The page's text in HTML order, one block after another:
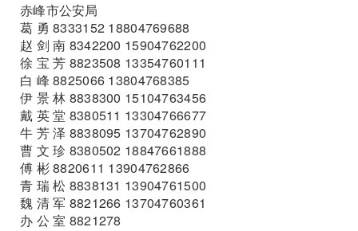
赤峰市公安局
葛 勇 8333152 18804769688
赵 剑 南 8342200 15904762200
徐 宝 芳 8823508 13354760111
白 峰 8825066 13804768385
伊 景 林 8838300 15104763456
戴 英 堂 8380511 13304766677
牛 芳 泽 8838095 13704762890
曹 文 珍 8380502 18847661888
傅 彬 8820611 13904762866
青 瑞 松 8838131 13904761500
魏 清 军 8821266 13704760361
办 公 室 8821278